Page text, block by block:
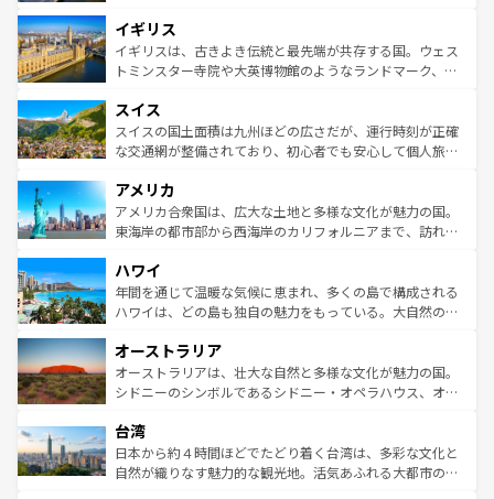
いる。シャンパンの発祥地であるランス、プロヴァンスの
香り高いラベンダー畑など、多彩な楽しみ方が可能だ。さ
らに、パリ以外の地域にも魅力が溢れており、どの街角に
れる地方に足を運ぶとそれぞれで全く異なる文化を体験で
きるだろう。 なお、新着のフランス情報はコンテンツ一覧
を参照してほしい。
顔を持つこの国は、どこを歩いても飽きることがない。ベ
ルリンの文化的活気、バイエルン州のアルプスの絶景、そ
してライン川沿いのワイン畑といった風景は必見。ビール
は、お酒好きな人にはぜひ体験してほしい。 なお、新着の
ドイツ情報はコンテンツ一覧を参照してほしい。
イギリス
イギリスは、古きよき伝統と最先端が共存する国。ウェス
トミンスター寺院や大英博物館のようなランドマーク、歴
リアごとに異なる魅力がある。また、優雅なアフタヌーン
ティー、ビール好きにはたまらない英国パブ、サッカー観
戦など、本場だからこそできる体験も豊富。イギリスを旅
ンツ一覧を参照してほしい。
スイス
スイスの国土面積は九州ほどの広さだが、運行時刻が正確
な交通網が整備されており、初心者でも安心して個人旅行
の建物がそのまま残る町や、スイスならではのユニークな
博物館もあり、アルプス観光だけでなく町歩きも満喫する
ことができる。国民の所得が高いため物価も高いが、旅行
ば市内交通費無料で観光を楽しむこともできる。 なお、新
着のスイス情報はコンテンツ一覧 を参照してほしい。
アメリカ
アメリカ合衆国は、広大な土地と多様な文化が魅力の国。
東海岸の都市部から西海岸のカリフォルニアまで、訪れる
のような巨大都市は、観光、ショッピング、エンターテイ
ンメントが詰まった刺激的なスポットだ。一方、アメリカ
西部には大自然が広がり、グランドキャニオンやイエロー
部のニューオーリンズでは、音楽と美食が融合した独特の
文化が魅力。旅行者はアメリカの各地域で異なる魅力を楽
しみながら、その多様性と豊かな歴史を感じることができ
ならではの贅沢な旅のスタイルだ。 なお、新着のアメリカ
情報はコンテンツ一覧を参照してほしい。
ハワイ
年間を通じて温暖な気候に恵まれ、多くの島で構成される
ハワイは、どの島も独自の魅力をもっている。大自然の神
ワイ島は見逃せない。また、定番の観光地といえばオアフ
島だが、静かな自然を求めるならマウイ島やカウアイ島が
おすすめ。エメラルドグリーンに輝く海をはじめ、豊かな
れるおもてなしの心で訪れる人々を迎えてくれるハワイの
人々、おいしいローカルフードやハワイアンミュージッ
ク、伝統的なフラダンスなど、すべてがハワイの魅力を彩
オーストラリア
オーストラリアは、壮大な自然と多様な文化が魅力の国。
シドニーのシンボルであるシドニー・オペラハウス、オー
リアリーフや大陸中央部にそびえるウルル（エアーズロッ
ク）、タスマニアの美しい原生林やケアンズの熱帯雨林な
ど、見どころがたくさん。また、カフェやワイン、オージ
台湾
日本から約４時間ほどでたどり着く台湾は、多彩な文化と
自然が織りなす魅力的な観光地。活気あふれる大都市の台